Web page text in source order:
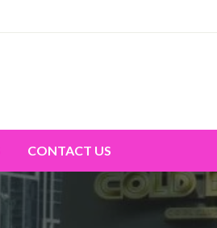
CONTACT US